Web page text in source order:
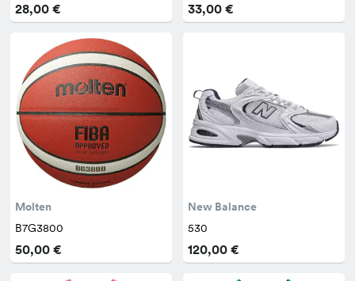
28,00 € 33,00 €
Molten
B7G3800
50,00 €
New Balance
530
120,00 €